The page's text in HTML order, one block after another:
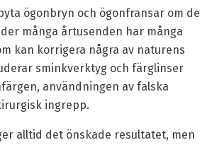
ögonbryn och ögonfransar om de
många årtusenden har många
kan korrigera några av naturens
sminkverktyg och färglinser
användningen av falska
ingrepp.
alltid det önskade resultatet, men